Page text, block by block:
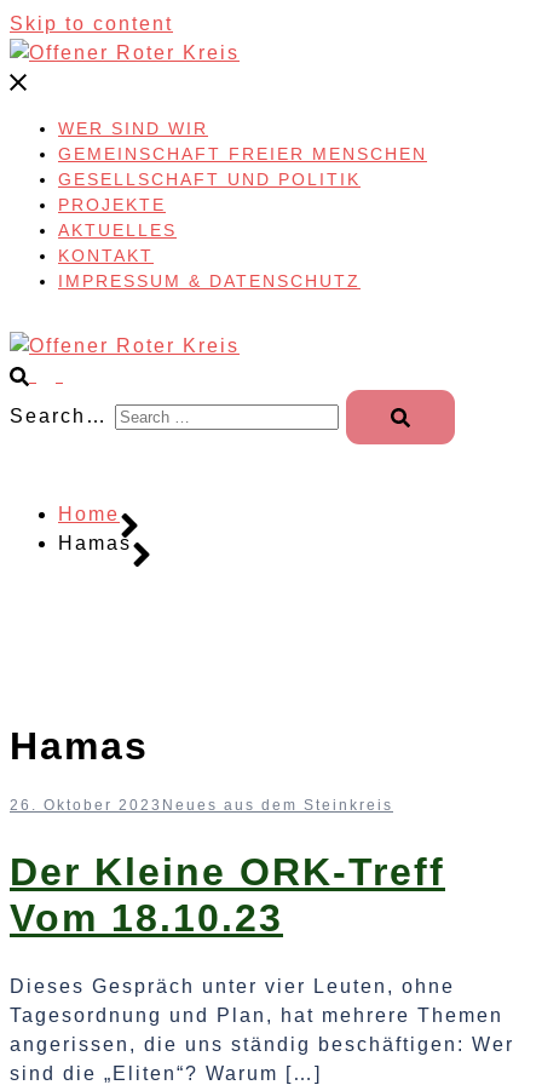
Skip to content
WER SIND WIR
GEMEINSCHAFT FREIER MENSCHEN
GESELLSCHAFT UND POLITIK
PROJEKTE
AKTUELLES
KONTAKT
IMPRESSUM & DATENSCHUTZ
Search…
Home
Hamas
Hamas
26. Oktober 2023 Neues aus dem Steinkreis
Der Kleine ORK-Treff
Vom 18.10.23
Dieses Gespräch unter vier Leuten, ohne
Tagesordnung und Plan, hat mehrere Themen
angerissen, die uns ständig beschäftigen: Wer
sind die „Eliten“? Warum […]